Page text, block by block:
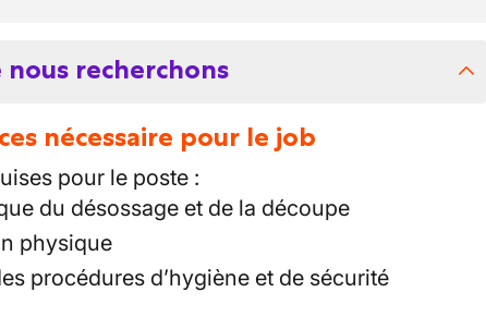
recherchons
nécessaire pour le job
pour le poste :
du désossage et de la découpe
physique
procédures d’hygiène et de sécurité